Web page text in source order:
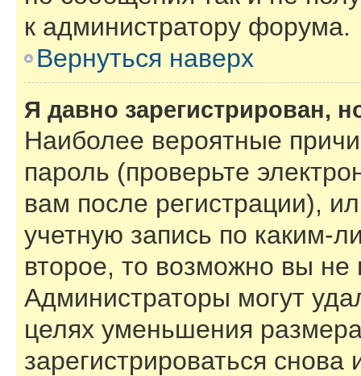
к администратору форума.
Вернуться наверх
Я давно зарегистрирован,
Наиболее вероятные
пароль (проверьте
вам после регистрации),
учетную запись по каким-
второе, то возможно вы
Администраторы могут
целях уменьшения
зарегистрироваться снова